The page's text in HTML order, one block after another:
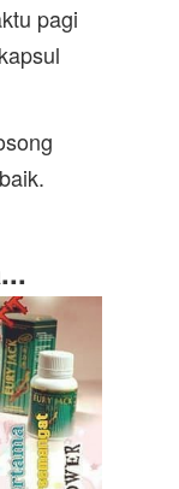
pagi